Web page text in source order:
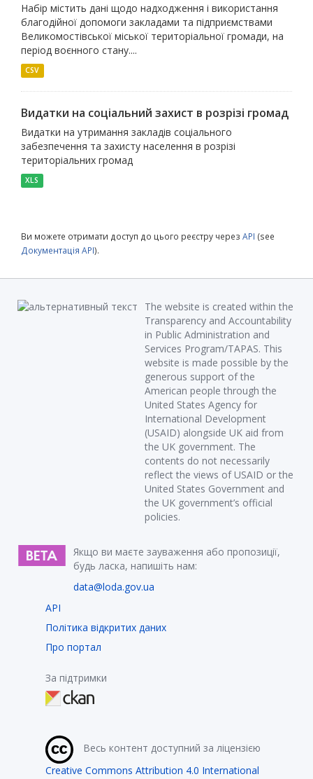
Набір містить дані щодо надходження і використання
благодійної допомоги закладами та підприємствами
Великомостівської міської територіальної громади, на
період воєнного стану....
CSV
Видатки на соціальний захист в розрізі громад
Видатки на утримання закладів соціального
забезпечення та захисту населення в розрізі
територіальних громад
XLS
Ви можете отримати доступ до цього реєстру через API (see
Документація API).
The website is created within the
Transparency and Accountability
in Public Administration and
Services Program/TAPAS. This
website is made possible by the
generous support of the
American people through the
United States Agency for
International Development
(USAID) alongside UK aid from
the UK government. The
contents do not necessarily
reflect the views of USAID or the
United States Government and
the UK government’s official
policies.
Якщо ви маєте зауваження або пропозиції,
будь ласка, напишіть нам:
data@loda.gov.ua
API
Політика відкритих даних
Про портал
За підтримки
Весь контент доступний за ліцензією
Creative Commons Attribution 4.0 International